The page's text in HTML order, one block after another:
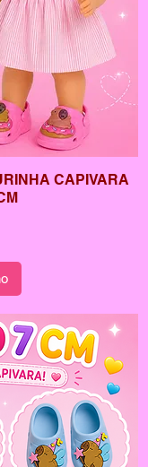
CAPIVARA